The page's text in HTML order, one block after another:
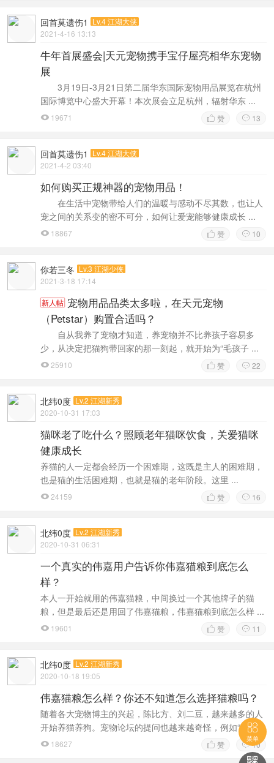
回首莫遗伤1
Lv.4 江湖大侠
2021-4-16 13:13
牛年首展盛会|天元宠物携手宝仔屋亮相华东宠物
展
3月19日-3月21日第二届华东国际宠物用品展览在杭州
国际博览中心盛大开幕！本次展会立足杭州，辐射华东 ...
 19671  13
 赞
回首莫遗伤1
Lv.4 江湖大侠
2021-4-2 03:40
如何购买正规神器的宠物用品！
在生活中宠物带给人们的温暖与感动不尽其数，也让人
宠之间的关系变的密不可分，如何让爱宠能够健康成长 ...
 18867  10
 赞
你若三冬 Lv.3 江湖少侠
2021-3-18 17:14
新人帖 宠物用品品类太多啦，在天元宠物
（Petstar）购置合适吗？
自从我养了宠物才知道，养宠物并不比养孩子容易多
少，从决定把猫狗带回家的那一刻起，就开始为“毛孩子 ...
 25910  22
 赞
北纬0度 Lv.2 江湖新秀
2020-10-31 17:03
猫咪老了吃什么？照顾老年猫咪饮食，关爱猫咪
健康成长
养猫的人一定都会经历一个困难期，这既是主人的困难期，
也是猫的生活困难期，也就是猫的老年阶段。这里 ...
 24159  16
 赞
北纬0度 Lv.2 江湖新秀
2020-10-31 06:31
一个真实的伟嘉用户告诉你伟嘉猫粮到底怎么
样？
本人一开始就用的伟嘉猫粮，中间换过一个其他牌子的猫
粮，但是最后还是用回了伟嘉猫粮，伟嘉猫粮到底怎么样 ...
 19601  11
 赞
北纬0度 Lv.2 江湖新秀
2020-10-18 19:05
伟嘉猫粮怎么样？你还不知道怎么选择猫粮吗？
随着各大宠物博主的兴起，陈比方、刘二豆，越来越多的人
开始养猫养狗。宠物论坛的提问也越来越奇怪，例如“ ...
 18627  10
 赞

菜单